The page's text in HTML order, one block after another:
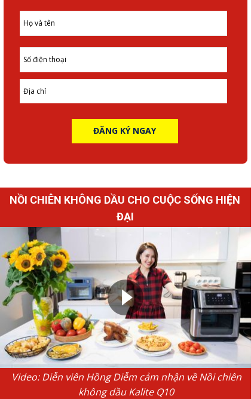
ĐĂNG KÝ NGAY
NỒI CHIÊN KHÔNG DẦU CHO CUỘC SỐNG HIỆN
ĐẠI
Video: Diễn viên Hồng Diễm cảm nhận về Nồi chiên
không dầu Kalite Q10